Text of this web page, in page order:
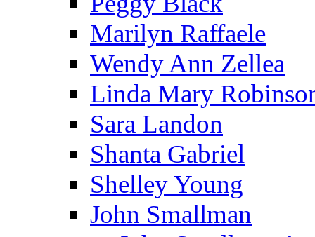
Marilyn Raffaele
Wendy Ann Zellea
Linda Mary
Sara Landon
Shanta Gabriel
Shelley Young
John Smallman